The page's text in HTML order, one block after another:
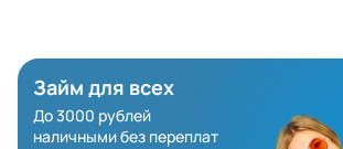
Займ для всех
До 3000 рублей
наличными без переплат